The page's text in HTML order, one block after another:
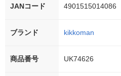
JANコード 4901515014086
ブランド kikkoman
商品番号 UK74626